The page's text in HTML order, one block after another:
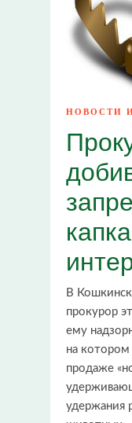
НОВОСТИ
В
прокурор
ему
на
продаже
удержания